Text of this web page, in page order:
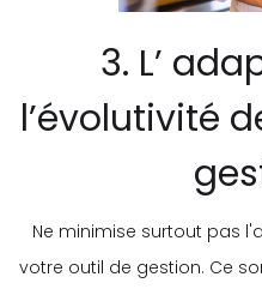
3. L’
l’évolutivité
Ne minimise surtout pas
votre outil de gestion. Ce